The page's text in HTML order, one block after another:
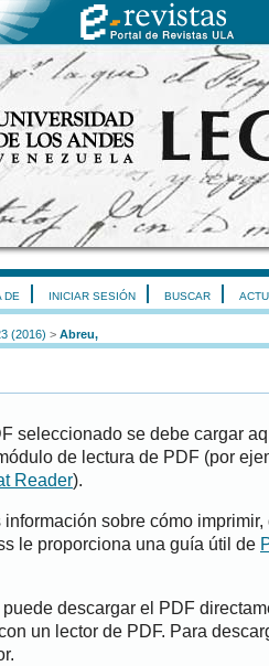
DE INICIAR SESIÓN BUSCAR
(2016) > Abreu,
seleccionado se debe cargar
de lectura de PDF (por
Reader).
información sobre cómo
le proporciona una guía útil de
puede descargar el PDF
un lector de PDF. Para